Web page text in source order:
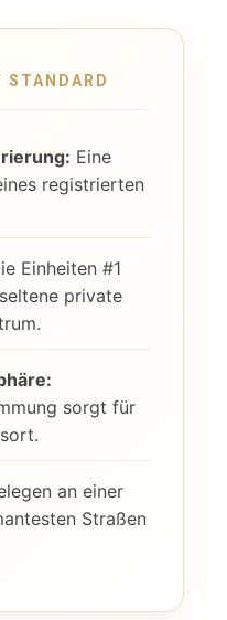
STANDARD
Eine
registrierten
Einheiten #1
private
sorgt für
an einer
Straßen